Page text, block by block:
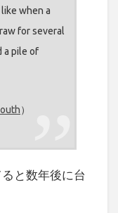
when a
for several
a pile of
）
と数年後に台